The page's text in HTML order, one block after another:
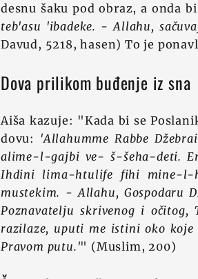
desnu šaku pod obraz, a onda
teb'asu 'ibadeke. - Allahu,
Davud, 5218, hasen) To je
Dova prilikom buđenje iz sna
Aiša kazuje: "Kada bi se
dovu: 'Allahumme Rabbe
alime-l-gajbi ve- š-šeha-deti.
Ihdini lima-htulife fihi mine-l-
mustekim. -Allahu, Gospodaru
Poznavatelju skrivenog i očitog,
razilaze, uputi me istini oko koje
Pravom putu.'" (Muslim, 200)